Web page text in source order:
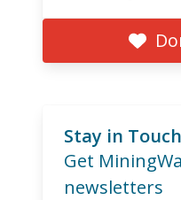
Stay in Touch
Get
newsletters